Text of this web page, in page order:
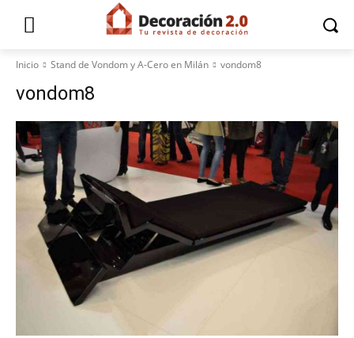
Inicio Stand de Vondom y A-Cero en Milán vondom8
vondom8